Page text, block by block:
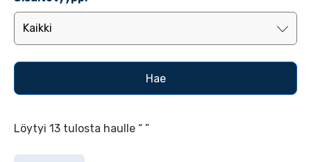
Löytyi 13 tulosta haulle “ ”